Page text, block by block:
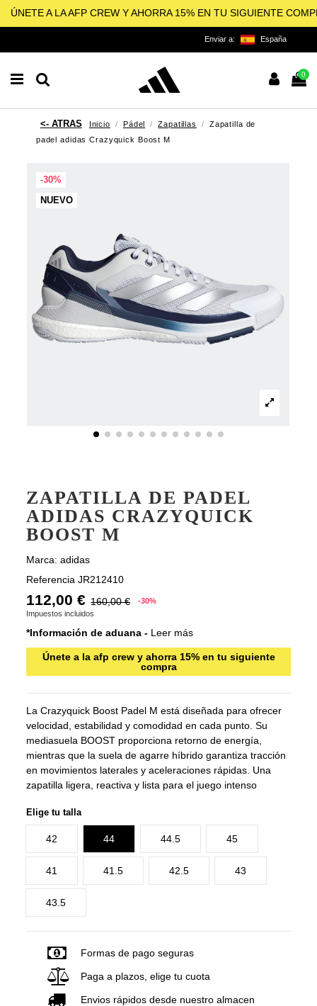
ÚNETE A LA AFP CREW Y AHORRA 15% EN TU SIGUIENTE
Enviar a: España
0
Inicio Pádel Zapatillas
Zapatilla de
padel adidas Crazyquick Boost M
-30%
NUEVO
ZAPATILLA DE PADEL
ADIDAS CRAZYQUICK
BOOST M
Marca: adidas
Referencia JR212410
112,00 € 160,00 €
-30%
Impuestos incluidos
*Información de aduana - Leer más
Únete a la afp crew y ahorra 15% en tu siguiente
compra
La Crazyquick Boost Padel M está diseñada para ofrecer
velocidad, estabilidad y comodidad en cada punto. Su
mediasuela BOOST proporciona retorno de energía,
mientras que la suela de agarre híbrido garantiza tracción
en movimientos laterales y aceleraciones rápidas. Una
zapatilla ligera, reactiva y lista para el juego intenso
Elige tu talla
42 44 44.5 45
41 41.5 42.5 43
43.5
Formas de pago seguras
Paga a plazos, elige tu cuota
Envios rápidos desde nuestro almacen